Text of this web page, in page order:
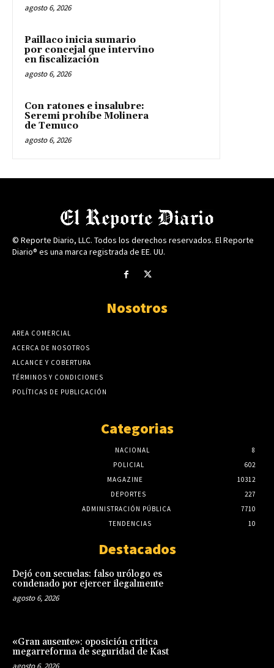
agosto 6, 2026
Paillaco inicia sumario
por concejal que intervino
en fiscalización
agosto 6, 2026
Con ratones e insalubre:
Seremi prohíbe Molinera
de Temuco
agosto 6, 2026
© Reporte Diario, LLC. Todos los derechos reservados. El Reporte
Diario® es una marca registrada de EE. UU.
Nosotros
AREA COMERCIAL
ACERCA DE NOSOTROS
ALCANCE Y COBERTURA
TÉRMINOS Y CONDICIONES
POLÍTICAS DE PUBLICACIÓN
Categorias
NACIONAL
8
POLICIAL
602
MAGAZINE
10312
DEPORTES
227
ADMINISTRACIÓN PÚBLICA
7710
TENDENCIAS
10
Destacados
Dejó con secuelas: falso urólogo es
condenado por ejercer ilegalmente
agosto 6, 2026
«Gran ausente»: oposición critica
megarreforma de seguridad de Kast